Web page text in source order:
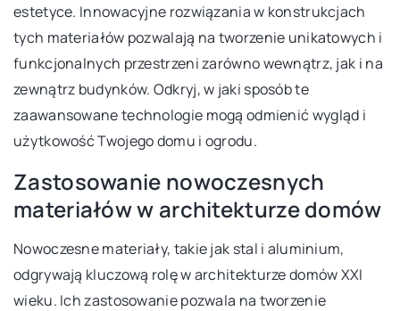
estetyce. Innowacyjne rozwiązania w konstrukcjach
tych materiałów pozwalają na tworzenie unikatowych i
funkcjonalnych przestrzeni zarówno wewnątrz, jak i na
zewnątrz budynków. Odkryj, w jaki sposób te
zaawansowane technologie mogą odmienić wygląd i
użytkowość Twojego domu i ogrodu.
Zastosowanie nowoczesnych
materiałów w architekturze domów
Nowoczesne materiały, takie jak stal i aluminium,
odgrywają kluczową rolę w architekturze domów XXI
wieku. Ich zastosowanie pozwala na tworzenie